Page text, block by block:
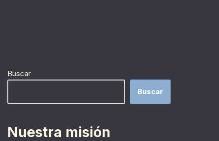
Buscar
Buscar
Nuestra misión